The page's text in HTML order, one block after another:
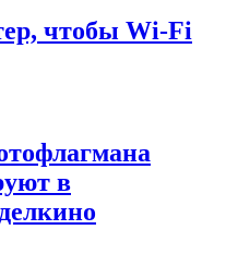
чтобы Wi-Fi
в